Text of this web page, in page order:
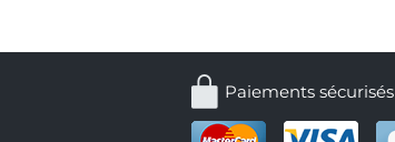
Paiements sécurisés